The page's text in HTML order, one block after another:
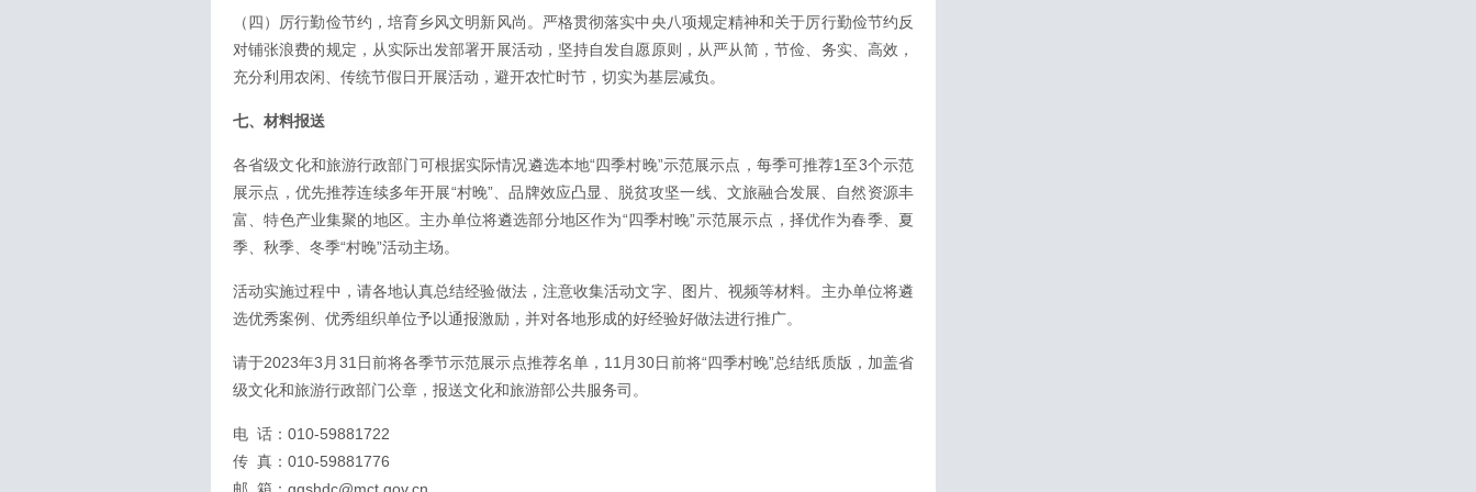
（四）厉行勤俭节约，培育乡风文明新风尚。严格贯彻落实中央八项规定精神和关于厉行勤俭节约反
对铺张浪费的规定，从实际出发部署开展活动，坚持自发自愿原则，从严从简，节俭、务实、高效，
充分利用农闲、传统节假日开展活动，避开农忙时节，切实为基层减负。
七、材料报送
各省级文化和旅游行政部门可根据实际情况遴选本地“四季村晚”示范展示点，每季可推荐1至3个示范
展示点，优先推荐连续多年开展“村晚”、品牌效应凸显、脱贫攻坚一线、文旅融合发展、自然资源丰
富、特色产业集聚的地区。主办单位将遴选部分地区作为“四季村晚”示范展示点，择优作为春季、夏
季、秋季、冬季“村晚”活动主场。
活动实施过程中，请各地认真总结经验做法，注意收集活动文字、图片、视频等材料。主办单位将遴
选优秀案例、优秀组织单位予以通报激励，并对各地形成的好经验好做法进行推广。
请于2023年3月31日前将各季节示范展示点推荐名单，11月30日前将“四季村晚”总结纸质版，加盖省
级文化和旅游行政部门公章，报送文化和旅游部公共服务司。
电 话：010-59881722
传 真：010-59881776